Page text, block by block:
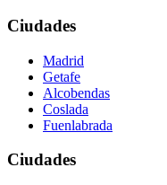
Ciudades
Madrid
Getafe
Alcobendas
Coslada
Fuenlabrada
Ciudades